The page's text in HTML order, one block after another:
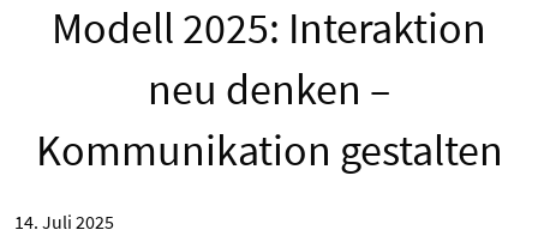
Modell 2025: Interaktion
neu denken –
Kommunikation gestalten
14. Juli 2025